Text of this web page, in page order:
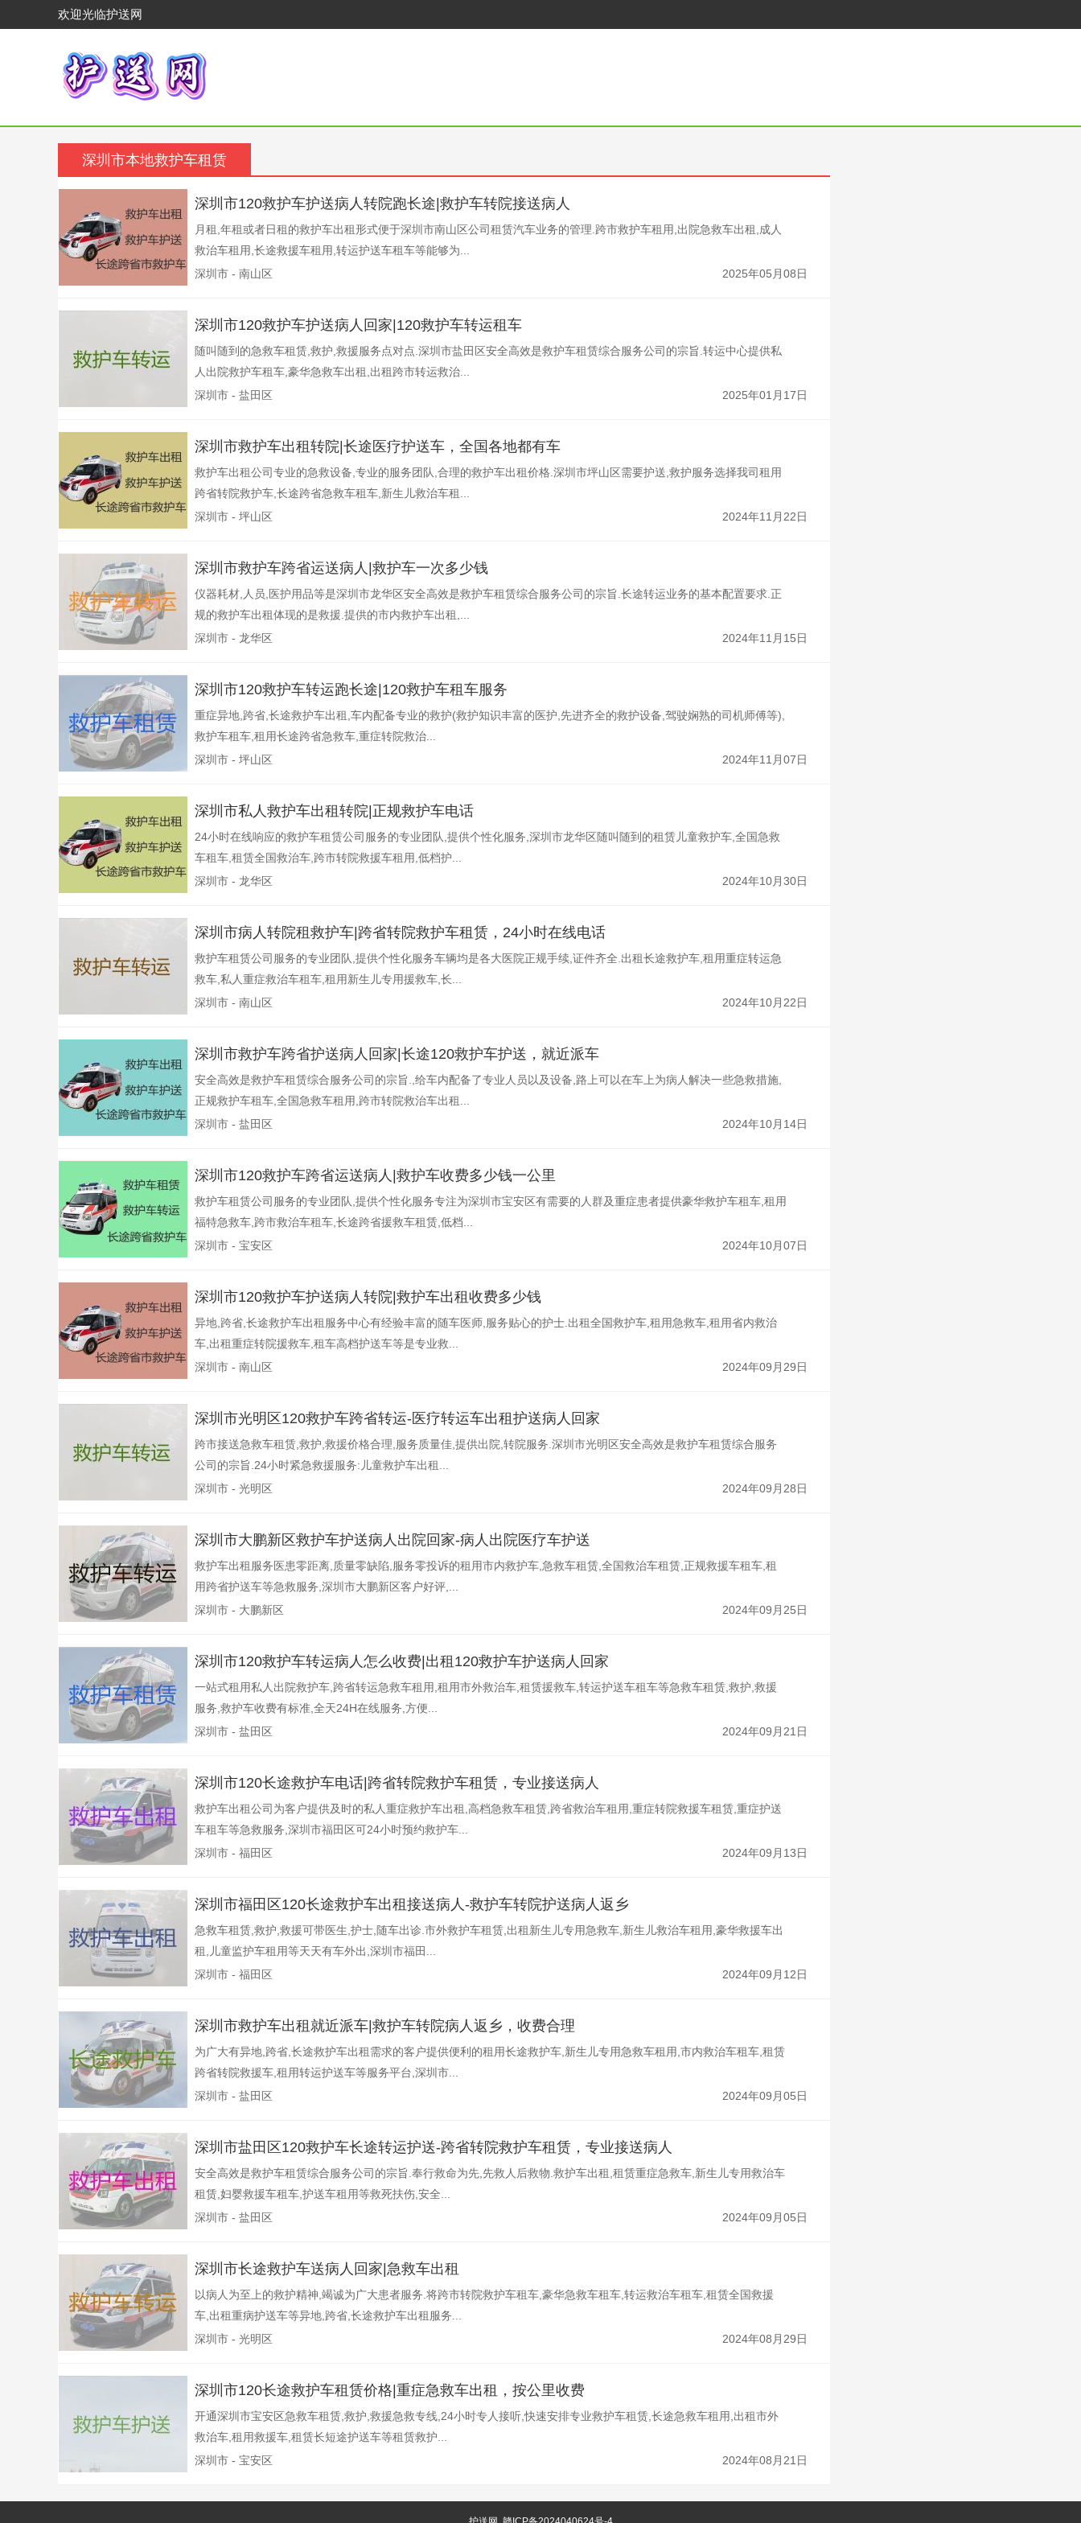
欢迎光临护送网
深圳市本地救护车租赁
深圳市120救护车护送病人转院跑长途|救护车转院接送病人
月租,年租或者日租的救护车出租形式便于深圳市南山区公司租赁汽车业务的管理.跨市救护车租用,出院急救车出租,成人
救治车租用,长途救援车租用,转运护送车租车等能够为...
深圳市 - 南山区
2025年05月08日
深圳市120救护车护送病人回家|120救护车转运租车
随叫随到的急救车租赁,救护,救援服务点对点.深圳市盐田区安全高效是救护车租赁综合服务公司的宗旨.转运中心提供私
人出院救护车租车,豪华急救车出租,出租跨市转运救治...
深圳市 - 盐田区
2025年01月17日
深圳市救护车出租转院|长途医疗护送车，全国各地都有车
救护车出租公司专业的急救设备,专业的服务团队,合理的救护车出租价格.深圳市坪山区需要护送,救护服务选择我司租用
跨省转院救护车,长途跨省急救车租车,新生儿救治车租...
深圳市 - 坪山区
2024年11月22日
深圳市救护车跨省运送病人|救护车一次多少钱
仪器耗材,人员,医护用品等是深圳市龙华区安全高效是救护车租赁综合服务公司的宗旨.长途转运业务的基本配置要求.正
规的救护车出租体现的是救援.提供的市内救护车出租,...
深圳市 - 龙华区
2024年11月15日
深圳市120救护车转运跑长途|120救护车租车服务
重症异地,跨省,长途救护车出租,车内配备专业的救护(救护知识丰富的医护,先进齐全的救护设备,驾驶娴熟的司机师傅等),
救护车租车,租用长途跨省急救车,重症转院救治...
深圳市 - 坪山区
2024年11月07日
深圳市私人救护车出租转院|正规救护车电话
24小时在线响应的救护车租赁公司服务的专业团队,提供个性化服务,深圳市龙华区随叫随到的租赁儿童救护车,全国急救
车租车,租赁全国救治车,跨市转院救援车租用,低档护...
深圳市 - 龙华区
2024年10月30日
深圳市病人转院租救护车|跨省转院救护车租赁，24小时在线电话
救护车租赁公司服务的专业团队,提供个性化服务车辆均是各大医院正规手续,证件齐全.出租长途救护车,租用重症转运急
救车,私人重症救治车租车,租用新生儿专用援救车,长...
深圳市 - 南山区
2024年10月22日
深圳市救护车跨省护送病人回家|长途120救护车护送，就近派车
安全高效是救护车租赁综合服务公司的宗旨.,给车内配备了专业人员以及设备,路上可以在车上为病人解决一些急救措施,
正规救护车租车,全国急救车租用,跨市转院救治车出租...
深圳市 - 盐田区
2024年10月14日
深圳市120救护车跨省运送病人|救护车收费多少钱一公里
救护车租赁公司服务的专业团队,提供个性化服务专注为深圳市宝安区有需要的人群及重症患者提供豪华救护车租车,租用
福特急救车,跨市救治车租车,长途跨省援救车租赁,低档...
深圳市 - 宝安区
2024年10月07日
深圳市120救护车护送病人转院|救护车出租收费多少钱
异地,跨省,长途救护车出租服务中心有经验丰富的随车医师,服务贴心的护士.出租全国救护车,租用急救车,租用省内救治
车,出租重症转院援救车,租车高档护送车等是专业救...
深圳市 - 南山区
2024年09月29日
深圳市光明区120救护车跨省转运-医疗转运车出租护送病人回家
跨市接送急救车租赁,救护,救援价格合理,服务质量佳,提供出院,转院服务.深圳市光明区安全高效是救护车租赁综合服务
公司的宗旨.24小时紧急救援服务:儿童救护车出租...
深圳市 - 光明区
2024年09月28日
深圳市大鹏新区救护车护送病人出院回家-病人出院医疗车护送
救护车出租服务医患零距离,质量零缺陷,服务零投诉的租用市内救护车,急救车租赁,全国救治车租赁,正规救援车租车,租
用跨省护送车等急救服务,深圳市大鹏新区客户好评,...
深圳市 - 大鹏新区
2024年09月25日
深圳市120救护车转运病人怎么收费|出租120救护车护送病人回家
一站式租用私人出院救护车,跨省转运急救车租用,租用市外救治车,租赁援救车,转运护送车租车等急救车租赁,救护,救援
服务,救护车收费有标准,全天24H在线服务,方便...
深圳市 - 盐田区
2024年09月21日
深圳市120长途救护车电话|跨省转院救护车租赁，专业接送病人
救护车出租公司为客户提供及时的私人重症救护车出租,高档急救车租赁,跨省救治车租用,重症转院救援车租赁,重症护送
车租车等急救服务,深圳市福田区可24小时预约救护车...
深圳市 - 福田区
2024年09月13日
深圳市福田区120长途救护车出租接送病人-救护车转院护送病人返乡
急救车租赁,救护,救援可带医生,护士,随车出诊.市外救护车租赁,出租新生儿专用急救车,新生儿救治车租用,豪华救援车出
租,儿童监护车租用等天天有车外出,深圳市福田...
深圳市 - 福田区
2024年09月12日
深圳市救护车出租就近派车|救护车转院病人返乡，收费合理
为广大有异地,跨省,长途救护车出租需求的客户提供便利的租用长途救护车,新生儿专用急救车租用,市内救治车租车,租赁
跨省转院救援车,租用转运护送车等服务平台,深圳市...
深圳市 - 盐田区
2024年09月05日
深圳市盐田区120救护车长途转运护送-跨省转院救护车租赁，专业接送病人
安全高效是救护车租赁综合服务公司的宗旨.奉行救命为先,先救人后救物.救护车出租,租赁重症急救车,新生儿专用救治车
租赁,妇婴救援车租车,护送车租用等救死扶伤,安全...
深圳市 - 盐田区
2024年09月05日
深圳市长途救护车送病人回家|急救车出租
以病人为至上的救护精神,竭诚为广大患者服务.将跨市转院救护车租车,豪华急救车租车,转运救治车租车,租赁全国救援
车,出租重病护送车等异地,跨省,长途救护车出租服务...
深圳市 - 光明区
2024年08月29日
深圳市120长途救护车租赁价格|重症急救车出租，按公里收费
开通深圳市宝安区急救车租赁,救护,救援急救专线,24小时专人接听,快速安排专业救护车租赁,长途急救车租用,出租市外
救治车,租用救援车,租赁长短途护送车等租赁救护...
深圳市 - 宝安区
2024年08月21日